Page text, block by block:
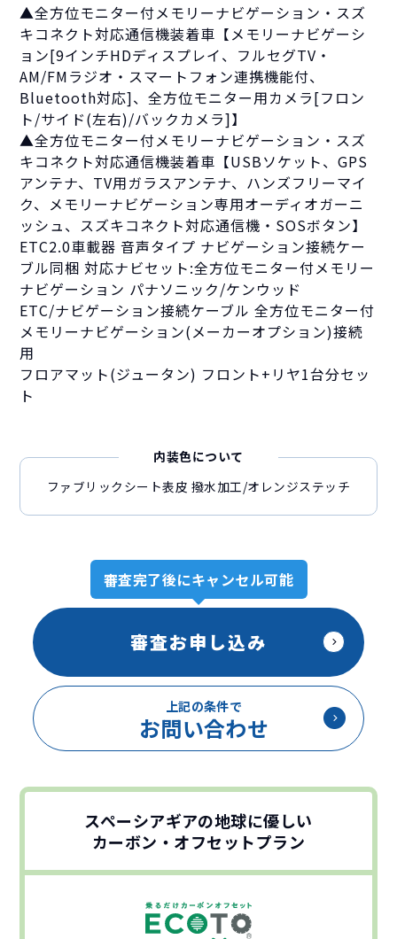
▲全方位モニター付メモリーナビゲーション・スズ
キコネクト対応通信機装着車【メモリーナビゲーシ
ョン[9インチHDディスプレイ、フルセグTV・
AM/FMラジオ・スマートフォン連携機能付、
Bluetooth対応]、全方位モニター用カメラ[フロン
ト/サイド(左右)/バックカメラ]】
▲全方位モニター付メモリーナビゲーション・スズ
キコネクト対応通信機装着車【USBソケット、GPS
アンテナ、TV用ガラスアンテナ、ハンズフリーマイ
ク、メモリーナビゲーション専用オーディオガーニ
ッシュ、スズキコネクト対応通信機・SOSボタン】
ETC2.0車載器 音声タイプ ナビゲーション接続ケー
ブル同梱 対応ナビセット:全方位モニター付メモリー
ナビゲーション パナソニック/ケンウッド
ETC/ナビゲーション接続ケーブル 全方位モニター付
メモリーナビゲーション(メーカーオプション)接続
用
フロアマット(ジュータン) フロント+リヤ1台分セッ
ト
内装色について
ファブリックシート表皮 撥水加工/オレンジステッチ
審査完了後にキャンセル可能
審査お申し込み
上記の条件で
お問い合わせ
スペーシアギアの地球に優しい
カーボン・オフセットプラン